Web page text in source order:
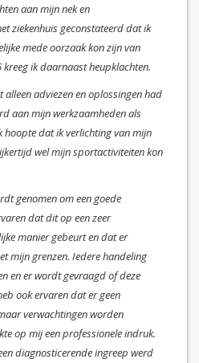
aan mijn nek en
ziekenhuis geconstateerd dat ik
mede oorzaak kon zijn van
ik daarnaast heupklachten.
adviezen en oplossingen had
aan mijn werkzaamheden als
hoopte dat ik verlichting van mijn
wel mijn sportactiviteiten kon
genomen om een goede
dat dit op een zeer
manier gebeurt en dat er
mijn grenzen. Iedere handeling
en er wordt gevraagd of deze
ook ervaren dat er geen
verwachtingen worden
op mij een professionele indruk.
diagnosticerende ingreep werd